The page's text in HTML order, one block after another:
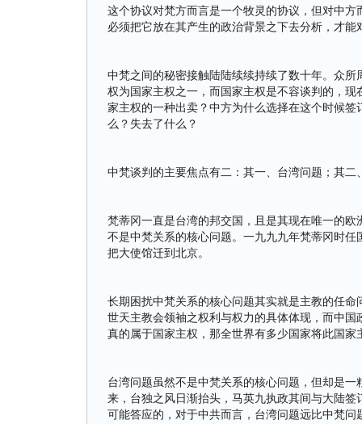
这个协议对梵方而言是一个牧灵的协议，但对中
必须把它放在其产生的政治背景之下去分析，才能
中梵之间的秘密接触陆陆续续持续了数十年。众
权为国家主权之一，而国家主权是不容谈判的，
家主权的一种出卖？中方为什么选择在这个时候
么？失去了什么？
中梵谈判的主要焦点有二：其一、台湾问题；其二
梵蒂冈一直是台湾的邦交国，且是其现在唯一的
不是中梵关系的核心问题。一九九九年梵蒂冈时
把大使馆迁到北京。
长期困扰中梵关系的核心问题其实就是主教的任
世天主教会领袖之权利与权力的具体体现，而中
真的属于国家主权，那全世界有多少国家将此国家
台湾问题虽然不是中梵关系的核心问题，但却是
来，台独之风日渐抬头，马英九执政其间与大陆
可能答应的，对于中共而言，台湾问题远比中梵